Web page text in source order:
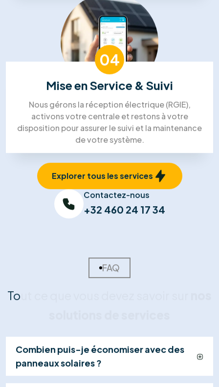
01
Visite Technique
Un expert se déplace chez vous pour analyser
l'orientation de votre toiture et votre
consommation électrique afin de dimensionner la
Devis Sur-Mesure